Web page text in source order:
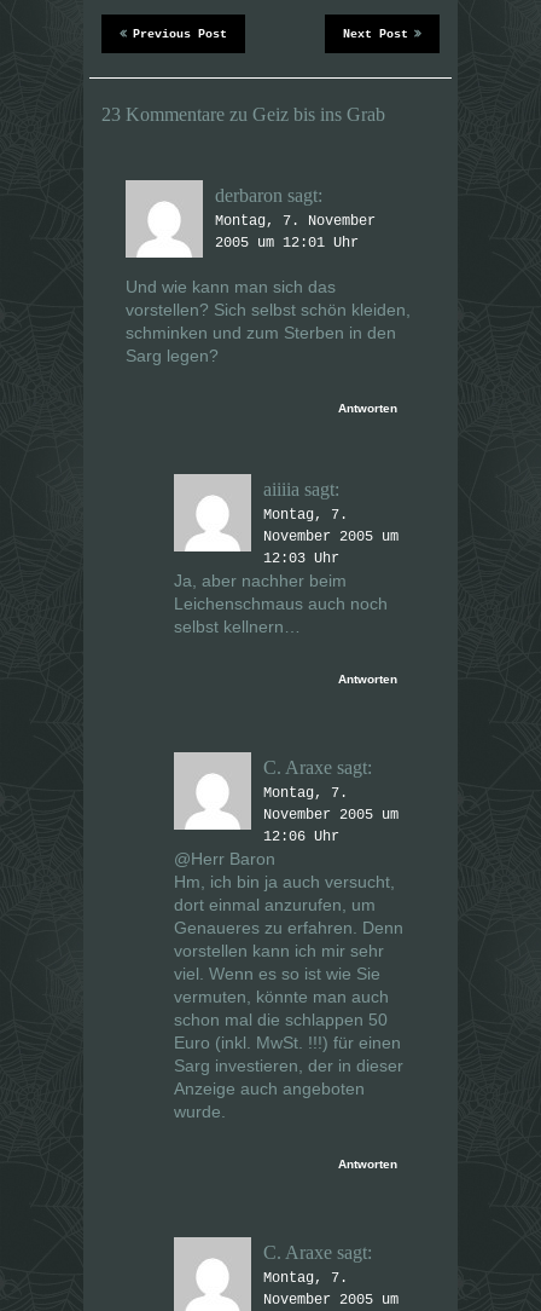
r
d
i
n
e
e
s
t
g
e
f
f
n
e
t
e
e
t
e
r
g
f
f
n
e
Next Post
Previous Post
23 Kommentare zu Geiz bis ins Grab
derbaron sagt:
Montag, 7. November
2005 um 12:01 Uhr
Und wie kann man sich das
vorstellen? Sich selbst schön kleiden,
schminken und zum Sterben in den
Sarg legen?
Antworten
aiiiia sagt:
Montag, 7.
November 2005 um
12:03 Uhr
Ja, aber nachher beim
Leichenschmaus auch noch
selbst kellnern…
Antworten
C. Araxe sagt:
Montag, 7.
November 2005 um
12:06 Uhr
@Herr Baron
Hm, ich bin ja auch versucht,
dort einmal anzurufen, um
Genaueres zu erfahren. Denn
vorstellen kann ich mir sehr
viel. Wenn es so ist wie Sie
vermuten, könnte man auch
schon mal die schlappen 50
Euro (inkl. MwSt. !!!) für einen
Sarg investieren, der in dieser
Anzeige auch angeboten
wurde.
Antworten
C. Araxe sagt:
Montag, 7.
November 2005 um